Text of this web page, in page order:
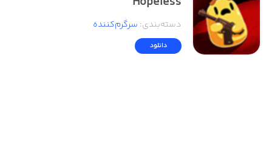
دسته‌بندی: سرگرم‌کننده
دانلود